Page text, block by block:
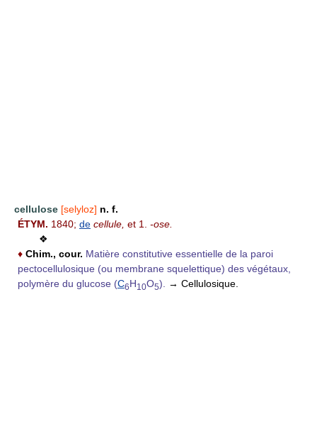
cellulose [selyloz] n. f.
ÉTYM. 1840; de cellule, et 1. -ose.
❖
♦ Chim., cour. Matière constitutive essentielle de la paroi
pectocellulosique (ou membrane squelettique) des végétaux,
polymère du glucose (C6H10O5). → Cellulosique.